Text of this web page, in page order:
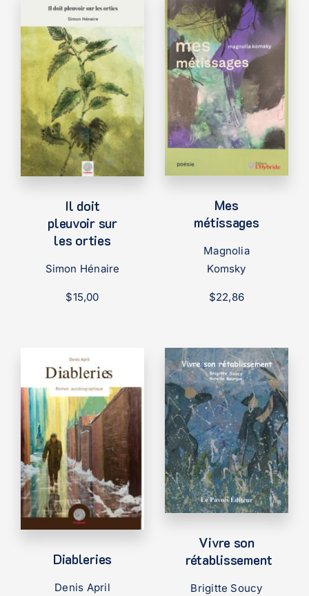
Il doit
pleuvoir sur
les orties
Simon Hénaire
$15,00
Mes
métissages
Magnolia
Komsky
$22,86
Diableries
Denis April
Vivre son
rétablissement
Brigitte Soucy